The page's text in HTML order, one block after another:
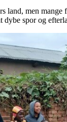
land, men
dybe spor og